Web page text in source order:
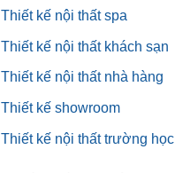
Thiết kế nội thất spa
Thiết kế nội thất khách sạn
Thiết kế nội thất nhà hàng
Thiết kế showroom
Thiết kế nội thất trường học